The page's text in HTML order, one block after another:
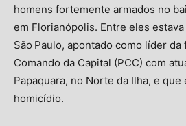
homens fortemente armados no
em Florianópolis. Entre eles
São Paulo, apontado como líder da
Comando da Capital (PCC) com
Papaquara, no Norte da Ilha, e
homicídio.